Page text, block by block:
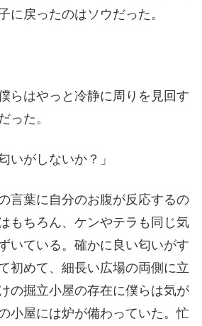
に戻ったのはソウだった。
らはやっと冷静に周りを見回す
った。
いがしないか？」
言葉に自分のお腹が反応するの
もちろん、ケンやテラも同じ気
いている。確かに良い匂いがす
初めて、細長い広場の両側に立
の掘立小屋の存在に僕らは気が
小屋には炉が備わっていた。忙